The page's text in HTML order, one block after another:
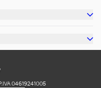
04619241005